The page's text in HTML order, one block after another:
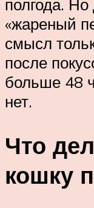
полгода. Но
«жареный
смысл
после
больше 48
нет.
Что
кошку